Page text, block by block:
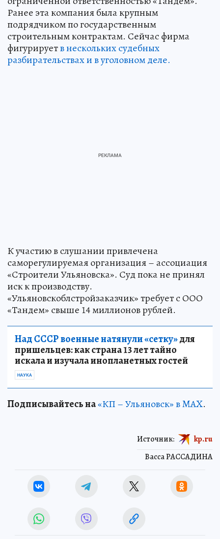
Ранее эта компания была крупным
подрядчиком по государственным
строительным контрактам. Сейчас фирма
фигурируетв нескольких судебных
разбирательствах и в уголовном деле.
К участию в слушании привлечена
саморегулируемая организация – ассоциация
«Строители Ульяновска». Суд пока не принял
иск к производству.
«Ульяновскоблстройзаказчик» требует с ООО
«Тандем» свыше 14 миллионов рублей.
Над СССР военные натянули «сетку»для
пришельцев: как страна 13 лет тайно
искала и изучала инопланетных гостей
НАУКА
Подписывайтесь на«КП – Ульяновск» в MAX.
Васса РАССАДИНА
Источник: kp.ru